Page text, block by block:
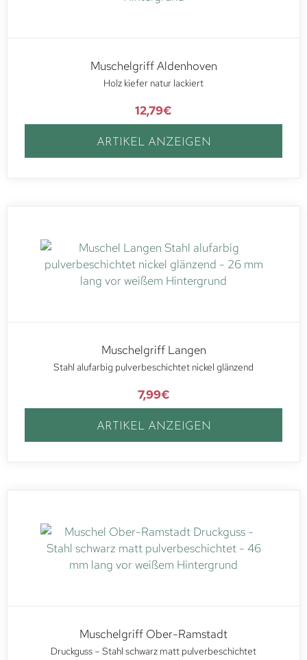
Muschelgriff Aldenhoven
Holz kiefer natur lackiert
12,79€
ARTIKEL ANZEIGEN
Muschelgriff Langen
Stahl alufarbig pulverbeschichtet nickel glänzend
7,99€
ARTIKEL ANZEIGEN
Muschelgriff Ober-Ramstadt
Druckguss – Stahl schwarz matt pulverbeschichtet